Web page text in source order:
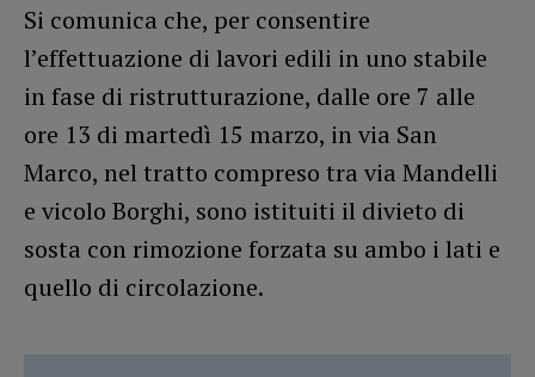
Si comunica che, per consentire
l’effettuazione di lavori edili in uno stabile
in fase di ristrutturazione, dalle ore 7 alle
ore 13 di martedì 15 marzo, in via San
Marco, nel tratto compreso tra via Mandelli
e vicolo Borghi, sono istituiti il divieto di
sosta con rimozione forzata su ambo i lati e
quello di circolazione.